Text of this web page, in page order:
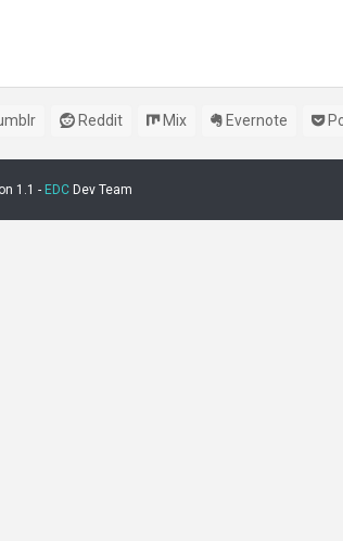
Reddit Mix Evernote
1.1 - EDC Dev Team